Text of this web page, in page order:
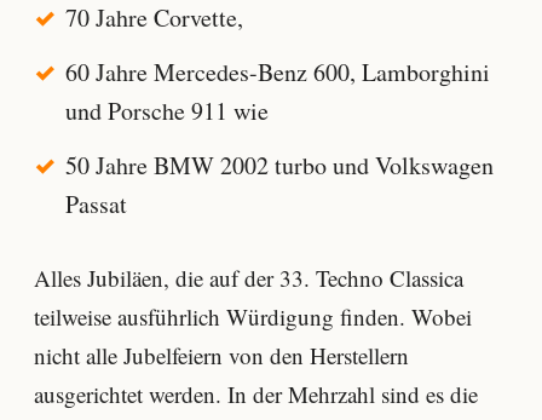
70 Jahre Corvette,
60 Jahre Mercedes-Benz 600, Lamborghini
und Porsche 911 wie
50 Jahre BMW 2002 turbo und Volkswagen
Passat
Alles Jubiläen, die auf der 33. Techno Classica
teilweise ausführlich Würdigung finden. Wobei
nicht alle Jubelfeiern von den Herstellern
ausgerichtet werden. In der Mehrzahl sind es die